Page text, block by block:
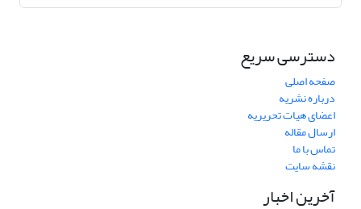
دسترسی سریع
صفحه اصلی
درباره نشریه
اعضای هیات تحریریه
ارسال مقاله
تماس با ما
نقشه سایت
آخرین اخبار